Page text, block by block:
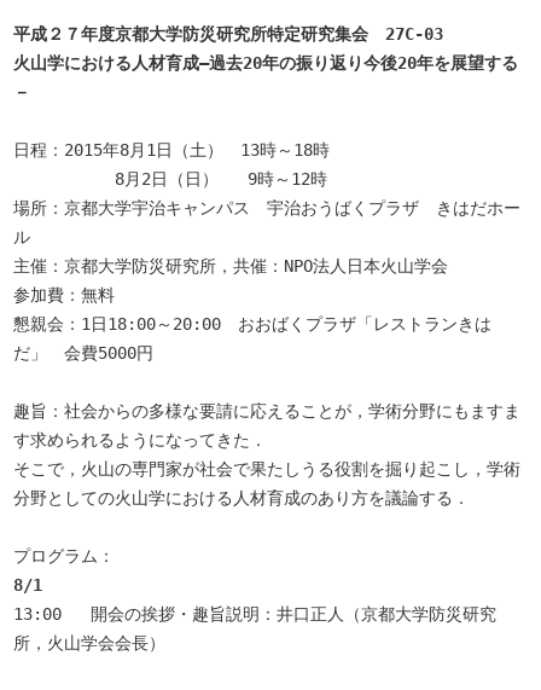
平成２７年度京都大学防災研究所特定研究集会　27C-03
火山学における人材育成―過去20年の振り返り今後20年を展望する
－
日程：2015年8月1日（土）　13時～18時
8月2日（日）   9時～12時
場所：京都大学宇治キャンパス　宇治おうばくプラザ　きはだホー
ル
主催：京都大学防災研究所，共催：NPO法人日本火山学会
参加費：無料
懇親会：1日18:00～20:00　おおばくプラザ「レストランきは
だ」　会費5000円
趣旨：社会からの多様な要請に応えることが，学術分野にもますま
す求められるようになってきた．
そこで，火山の専門家が社会で果たしうる役割を掘り起こし，学術
分野としての火山学における人材育成のあり方を議論する．
13:00	開会の挨拶・趣旨説明：井口正人（京都大学防災研究
所，火山学会会長）